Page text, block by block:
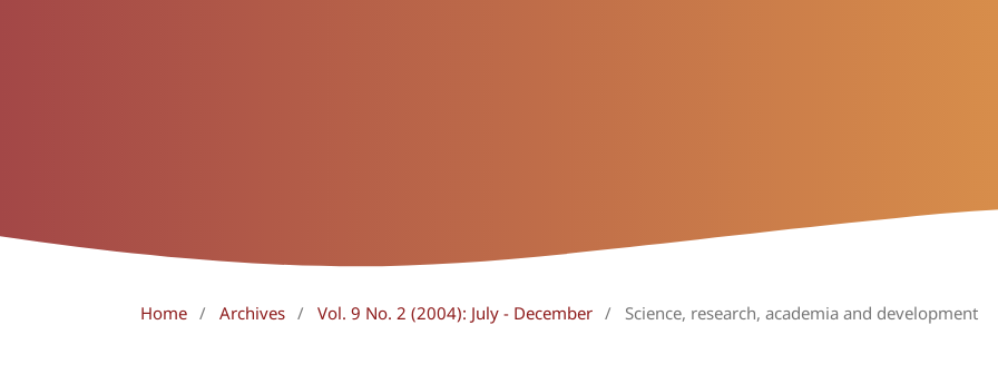
Home / Archives / Vol. 9 No. 2 (2004): July - December / Science, research, academia and development